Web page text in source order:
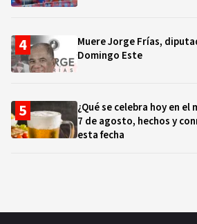
Muere Jorge Frías,
Domingo Este
¿Qué se celebra hoy en
7 de agosto, hechos y
esta fecha